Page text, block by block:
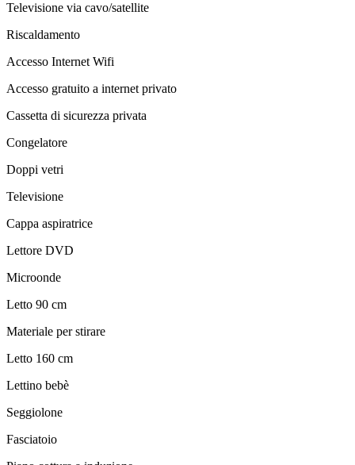
Televisione via cavo/satellite
Riscaldamento
Accesso Internet Wifi
Accesso gratuito a internet privato
Cassetta di sicurezza privata
Congelatore
Doppi vetri
Televisione
Cappa aspiratrice
Lettore DVD
Microonde
Letto 90 cm
Materiale per stirare
Letto 160 cm
Lettino bebè
Seggiolone
Fasciatoio